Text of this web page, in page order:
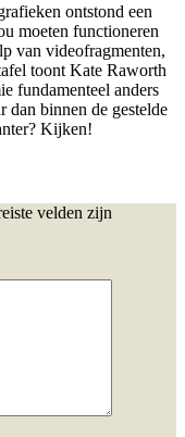
ontstond een
moeten functioneren
van videofragmenten,
toont Kate Raworth
fundamenteel anders
dan binnen de gestelde
Kijken!
velden zijn